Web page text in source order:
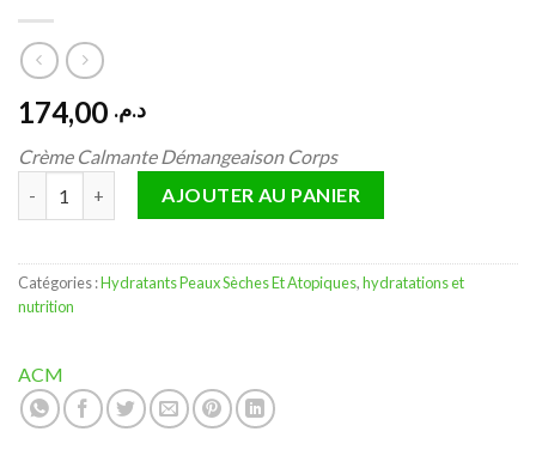
د.م.
Crème Calmante Démangeaison Corps
AJOUTER AU PANIER
Catégories :Hydratants Peaux Sèches Et Atopiques,hydratations et
nutrition
ACM